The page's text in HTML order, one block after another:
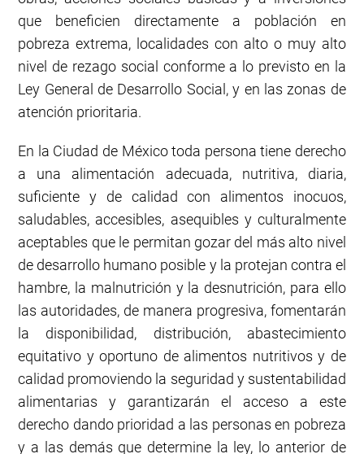
que beneficien directamente a población en
pobreza extrema, localidades con alto o muy alto
nivel de rezago social conforme a lo previsto en la
Ley General de Desarrollo Social, y en las zonas de
atención prioritaria.
En la Ciudad de México toda persona tiene derecho
a una alimentación adecuada, nutritiva, diaria,
suficiente y de calidad con alimentos inocuos,
saludables, accesibles, asequibles y culturalmente
aceptables que le permitan gozar del más alto nivel
de desarrollo humano posible y la protejan contra el
hambre, la malnutrición y la desnutrición, para ello
las autoridades, de manera progresiva, fomentarán
la disponibilidad, distribución, abastecimiento
equitativo y oportuno de alimentos nutritivos y de
calidad promoviendo la seguridad y sustentabilidad
alimentarias y garantizarán el acceso a este
derecho dando prioridad a las personas en pobreza
y a las demás que determine la ley, lo anterior de